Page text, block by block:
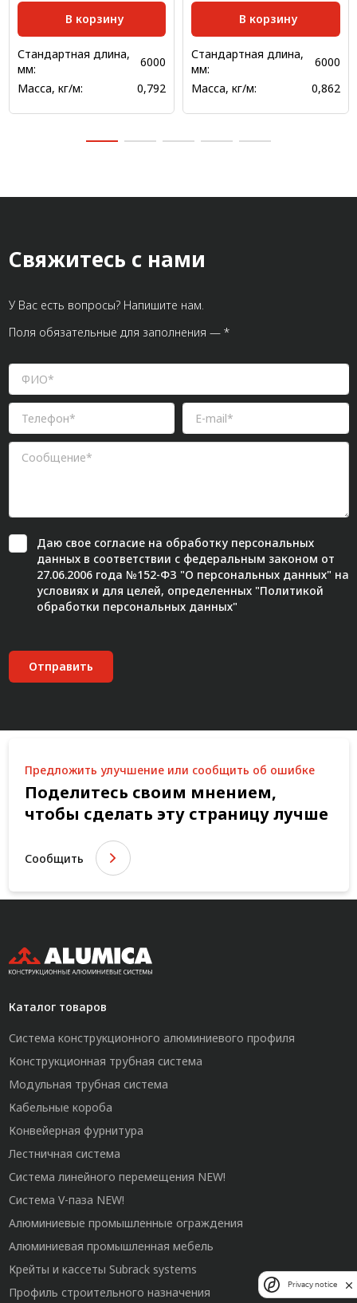
В корзину
Стандартная длина,
мм:
6000
Масса, кг/м:
0,792
В корзину
Стандартная длина,
мм:
6000
Масса, кг/м:
0,862
Свяжитесь с нами
У Вас есть вопросы? Напишите нам.
Поля обязательные для заполнения — *
Даю свое согласиена обработку персональных
данных в соответствии с федеральным законом от
27.06.2006 года №152-ФЗ "О персональных данных" на
условиях и для целей, определенных "Политикой
обработки персональных данных"
Отправить
Предложить улучшение или сообщить об ошибке
Поделитесь своим мнением,
чтобы сделать эту страницу лучше
Сообщить
Каталог товаров
Система конструкционного алюминиевого профиля
Конструкционная трубная система
Модульная трубная система
Кабельные короба
Конвейерная фурнитура
Лестничная система
Система линейного перемещения NEW!
Система V-паза NEW!
Алюминиевые промышленные ограждения
Алюминиевая промышленная мебель
Крейты и кассеты Subrack systems
Профиль строительного назначения
Privacy notice